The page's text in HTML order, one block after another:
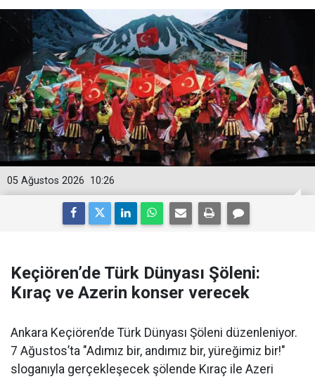
10:26
05 Ağustos 2026
Keçiören’de Türk Dünyası Şöleni:
Kıraç ve Azerin konser verecek
Ankara Keçiören’de Türk Dünyası Şöleni düzenleniyor.
7 Ağustos’ta "Adımız bir, andımız bir, yüreğimiz bir!"
sloganıyla gerçekleşecek şölende Kıraç ile Azeri